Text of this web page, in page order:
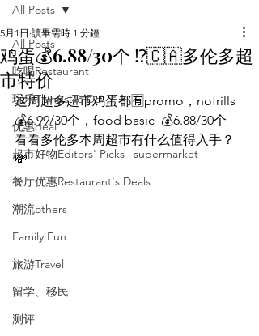
All Posts
吃喝Restaurant
玩乐Things To Do
优惠deal
超市好物Editors' Picks | supermarket
餐厅优惠Restaurant's Deals
潮流others
Family Fun
旅游Travel
留学、移民
测评
All Posts
鸡蛋💰6.88/30个 ⁉️🇨🇦多伦多超
市特价
5月1日 讀畢需時 1 分鐘
这周超多超市鸡蛋都🈶promo，nofrills
💰6.99/30个，food basic  💰6.88/30个
看看多伦多本周超市有什么值得入手？
💸